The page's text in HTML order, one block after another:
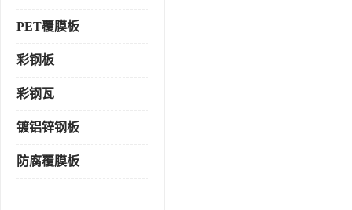
PET覆膜板
彩钢板
彩钢瓦
镀铝锌钢板
防腐覆膜板